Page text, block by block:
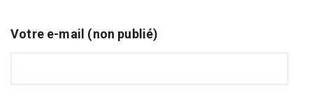
Votre e-mail (non publié)